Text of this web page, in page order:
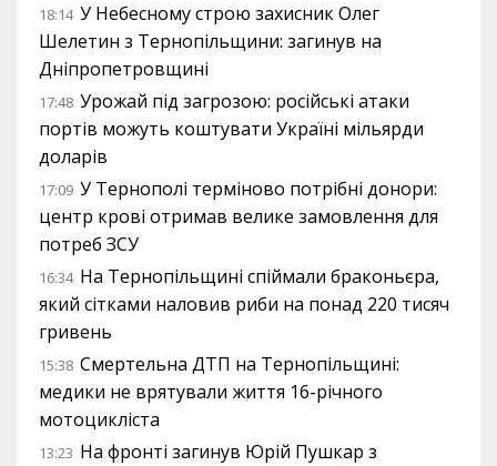
18:14 У Небесному строю захисник Олег
Шелетин з Тернопільщини: загинув на
Дніпропетровщині
17:48 Урожай під загрозою: російські атаки
портів можуть коштувати Україні мільярди
доларів
17:09 У Тернополі терміново потрібні донори:
центр крові отримав велике замовлення для
потреб ЗСУ
16:34 На Тернопільщині спіймали браконьєра,
який сітками наловив риби на понад 220 тисяч
гривень
15:38 Смертельна ДТП на Тернопільщині:
медики не врятували життя 16-річного
мотоцикліста
13:23 На фронті загинув Юрій Пушкар з